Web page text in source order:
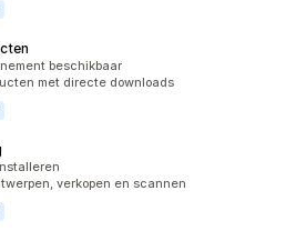
beschikbaar
met directe downloads
verkopen en scannen